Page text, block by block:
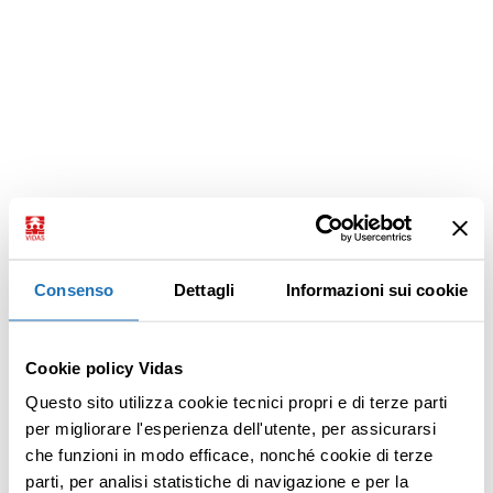
Consenso Dettagli Informazioni sui cookie
Cookie policy Vidas
Questo sito utilizza cookie tecnici propri e di terze parti
per migliorare l'esperienza dell'utente, per assicurarsi
che funzioni in modo efficace, nonché cookie di terze
parti, per analisi statistiche di navigazione e per la